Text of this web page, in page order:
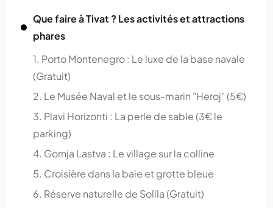
Que faire à Tivat ? Les activités et attractions
phares
1. Porto Montenegro : Le luxe de la base navale
(Gratuit)
2. Le Musée Naval et le sous-marin "Heroj" (5€)
3. Plavi Horizonti : La perle de sable (3€ le
parking)
4. Gornja Lastva : Le village sur la colline
5. Croisière dans la baie et grotte bleue
6. Réserve naturelle de Solila (Gratuit)